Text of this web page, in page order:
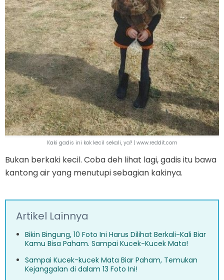
Kaki gadis ini kok kecil sekali, ya? | www.reddit.com
Bukan berkaki kecil. Coba deh lihat lagi, gadis itu bawa
kantong air yang menutupi sebagian kakinya.
Artikel Lainnya
Bikin Bingung, 10 Foto Ini Harus Dilihat Berkali-Kali Biar
Kamu Bisa Paham. Sampai Kucek-Kucek Mata!
Sampai Kucek-kucek Mata Biar Paham, Temukan
Kejanggalan di dalam 13 Foto Ini!